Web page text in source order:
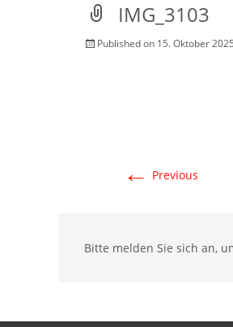
IMG_3103
Published on 15. Oktober 2025
← Previous
Bitte melden Sie sich an,